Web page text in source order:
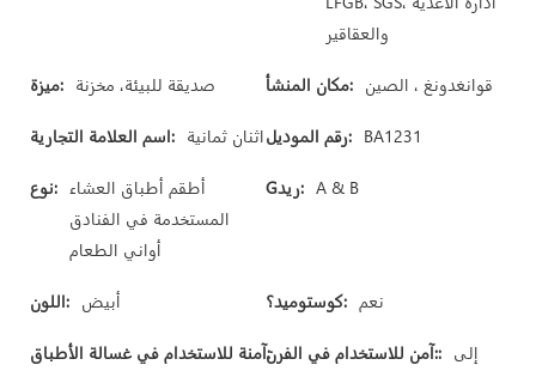
والعقاقير
ميزة: صديقة للبيئة، مخزنة مكان المنشأ: قوانغدونغ ، الصين
اسم العلامة التجارية: اثنان ثمانية رقم الموديل: BA1231
نوع: أطقم أطباق العشاء
المستخدمة في الفنادق
أواني الطعام
Gريد: A & B
اللون: أبيض كوستوميد؟: نعم
آمنة للاستخدام في غسالة الأطباق: آمن للاستخدام في الفرن:: إلى